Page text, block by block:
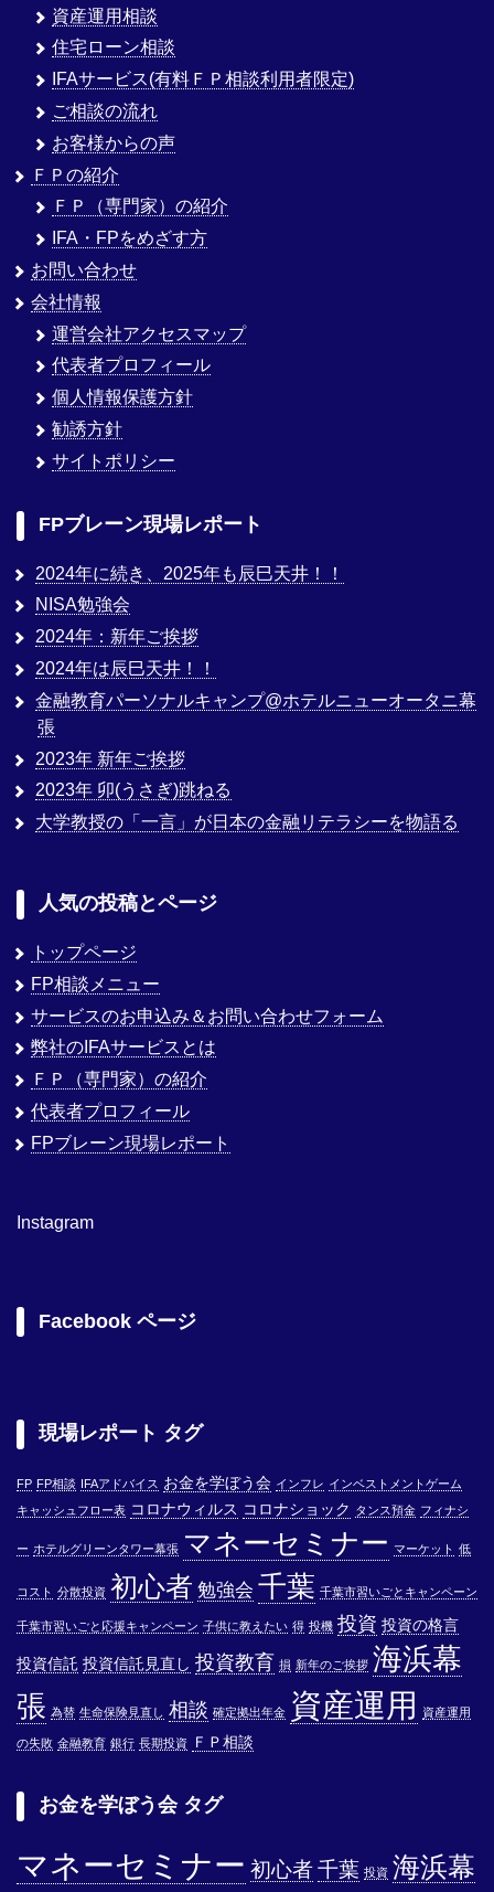
資産運用相談
住宅ローン相談
IFAサービス(有料ＦＰ相談利用者限定)
ご相談の流れ
お客様からの声
ＦＰの紹介
ＦＰ（専門家）の紹介
IFA・FPをめざす方
お問い合わせ
会社情報
運営会社アクセスマップ
代表者プロフィール
個人情報保護方針
勧誘方針
サイトポリシー
FPブレーン現場レポート
2024年に続き、2025年も辰巳天井！！
NISA勉強会
2024年：新年ご挨拶
2024年は辰巳天井！！
金融教育パーソナルキャンプ@ホテルニューオータニ幕
張
2023年 新年ご挨拶
2023年 卯(うさぎ)跳ねる
大学教授の「一言」が日本の金融リテラシーを物語る
人気の投稿とページ
トップページ
FP相談メニュー
サービスのお申込み＆お問い合わせフォーム
弊社のIFAサービスとは
ＦＰ（専門家）の紹介
代表者プロフィール
FPブレーン現場レポート
Instagram
Facebook ページ
現場レポート タグ
FP FP相談 IFAアドバイス お金を学ぼう会 インフレ インベストメントゲーム
キャッシュフロー表 コロナウィルス コロナショック タンス預金 フィナシ
ー ホテルグリーンタワー幕張 マネーセミナー マーケット 低
コスト 分散投資 初心者 勉強会 千葉 千葉市習いごとキャンペーン
千葉市習いごと応援キャンペーン 子供に教えたい 得 投機 投資 投資の格言
投資信託 投資信託見直し 投資教育 損 新年のご挨拶 海浜幕
張 為替 生命保険見直し 相談 確定拠出年金 資産運用 資産運用
の失敗 金融教育 銀行 長期投資 ＦＰ相談
お金を学ぼう会 タグ
マネーセミナー 初心者千葉 投資 海浜幕